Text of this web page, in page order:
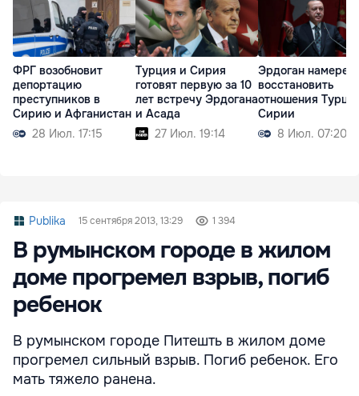
ФРГ возобновит
депортацию
преступников в
Сирию и Афганистан
28 Июл. 17:15
Турция и Сирия
готовят первую за 10
лет встречу Эрдогана
и Асада
27 Июл. 19:14
Эрдоган намерен
восстановить
отношения
Сирии
8 Июл. 07:20
Publika 15 сентября 2013, 13:29 1 394
В румынском городе в жилом
доме прогремел взрыв, погиб
ребенок
В румынском городе Питешть в жилом доме
прогремел сильный взрыв. Погиб ребенок. Его
мать тяжело ранена.